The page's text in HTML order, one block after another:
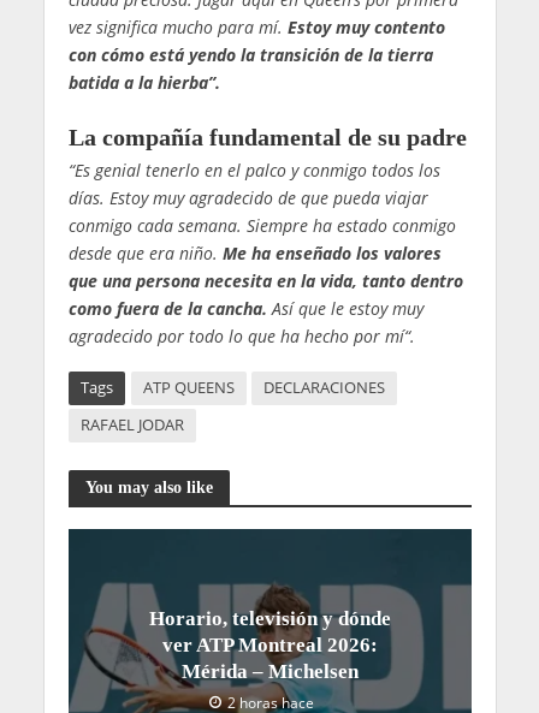
vez significa mucho para mí. Estoy muy contento
con cómo está yendo la transición de la tierra
batida a la hierba”.
La compañía fundamental de su padre
“Es genial tenerlo en el palco y conmigo todos los
días. Estoy muy agradecido de que pueda viajar
conmigo cada semana. Siempre ha estado conmigo
desde que era niño. Me ha enseñado los valores
que una persona necesita en la vida, tanto dentro
como fuera de la cancha. Así que le estoy muy
agradecido por todo lo que ha hecho por mí“.
Tags ATP QUEENS
DECLARACIONES
RAFAEL JODAR
You may also like
Horario, televisión y dónde
ver ATP Montreal 2026:
Mérida – Michelsen
2 horas hace